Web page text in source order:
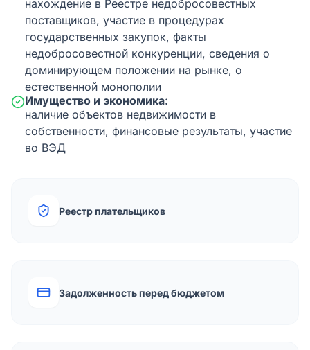
нахождение в Реестре недобросовестных
поставщиков, участие в процедурах
государственных закупок, факты
недобросовестной конкуренции, сведения о
доминирующем положении на рынке, о
естественной монополии
Имущество и экономика:
наличие объектов недвижимости в
собственности, финансовые результаты, участие
во ВЭД
Реестр плательщиков
Задолженность перед бюджетом